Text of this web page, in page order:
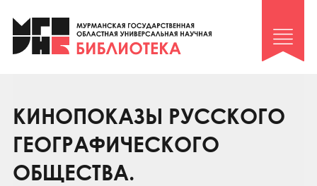
Клуб «Гиря и сельдерей»
Клуб «Семейный архив»
Коллегам
Контакты
КИНОПОКАЗЫ РУССКОГО
ГЕОГРАФИЧЕСКОГО
ОБЩЕСТВА.